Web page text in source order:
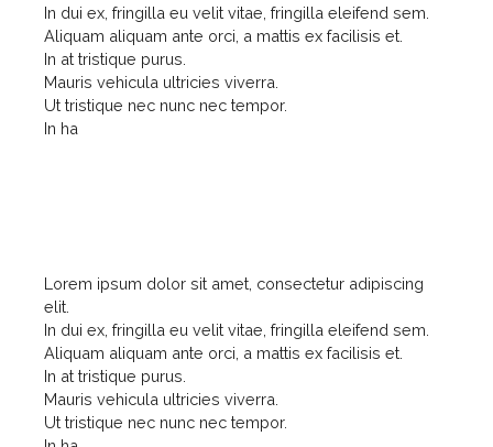
In dui ex, fringilla eu velit vitae, fringilla eleifend sem.
Aliquam aliquam ante orci, a mattis ex facilisis et.
In at tristique purus.
Mauris vehicula ultricies viverra.
Ut tristique nec nunc nec tempor.
In ha
Lorem ipsum dolor sit amet, consectetur adipiscing
elit.
In dui ex, fringilla eu velit vitae, fringilla eleifend sem.
Aliquam aliquam ante orci, a mattis ex facilisis et.
In at tristique purus.
Mauris vehicula ultricies viverra.
Ut tristique nec nunc nec tempor.